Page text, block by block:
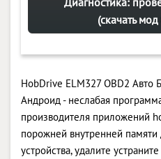
(скачать
HobDrive ELM327 OBD2 Авто
Андроид - неслабая
производителя приложений
порожней внутренней памяти
устройства, удалите